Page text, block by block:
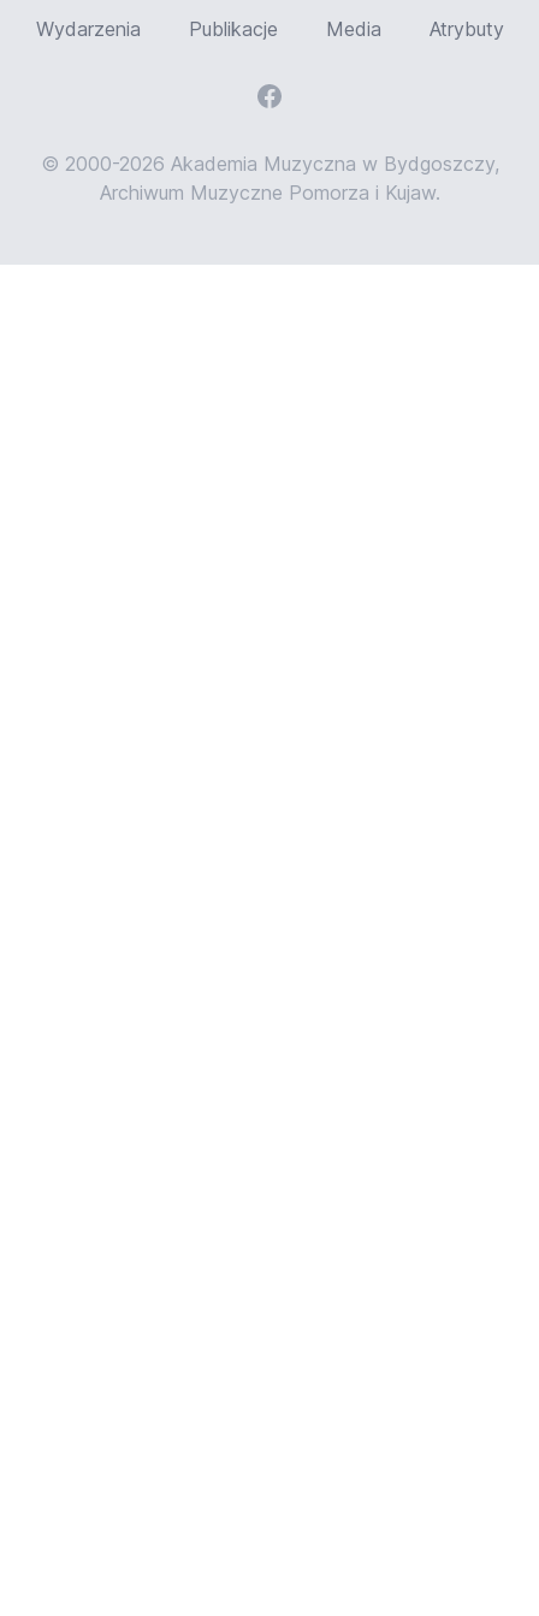
Wydarzenia Publikacje Media Atrybuty
© 2000-2026 Akademia Muzyczna w Bydgoszczy,
Archiwum Muzyczne Pomorza i Kujaw.